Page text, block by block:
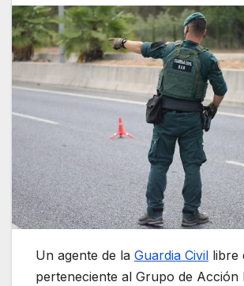
Un agente de la Guardia Civil libre
perteneciente al Grupo de Acción